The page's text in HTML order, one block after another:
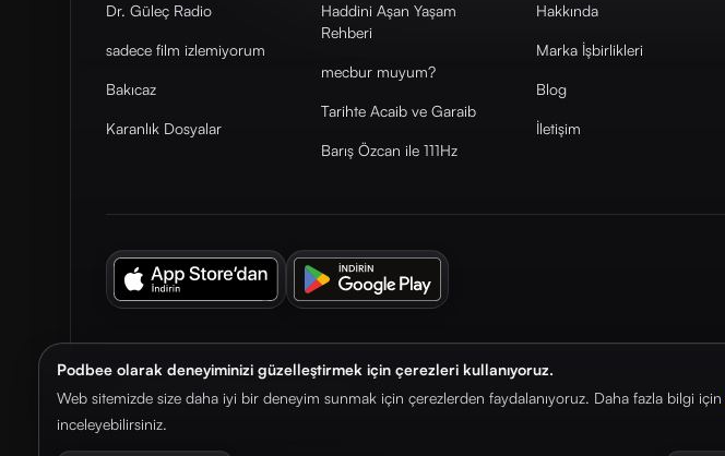
Podbee olarak deneyiminizi güzelleştirmek için çerezleri kullanıyoruz.
Web sitemizde size daha iyi bir deneyim sunmak için çerezlerden faydalanıyoruz. Daha fazla bilgi için
inceleyebilirsiniz.
Dr. Güleç Radio
sadece film izlemiyorum
Bakıcaz
Karanlık Dosyalar
Haddini Aşan Yaşam
Rehberi
mecbur muyum?
Tarihte Acaib ve Garaib
Barış Özcan ile 111Hz
Hakkında
Marka İşbirlikleri
Blog
İletişim
© 2026. Podbee Media. Tüm hakları saklıdır.